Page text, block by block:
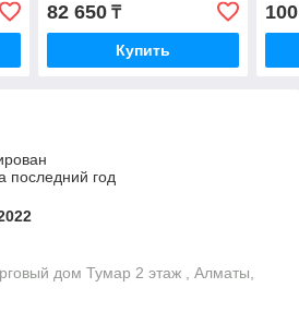
82 650₸
Купить
последний год
дом Тумар 2 этаж , Алматы,